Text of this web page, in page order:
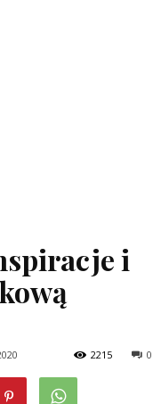
i
0
2215